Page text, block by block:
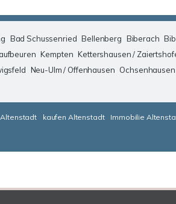
Bad Schussenried Bellenberg Biberach
Kempten Kettershausen /
Neu-Ulm / Offenhausen Ochsenhausen
kaufen Altenstadt Immobilie